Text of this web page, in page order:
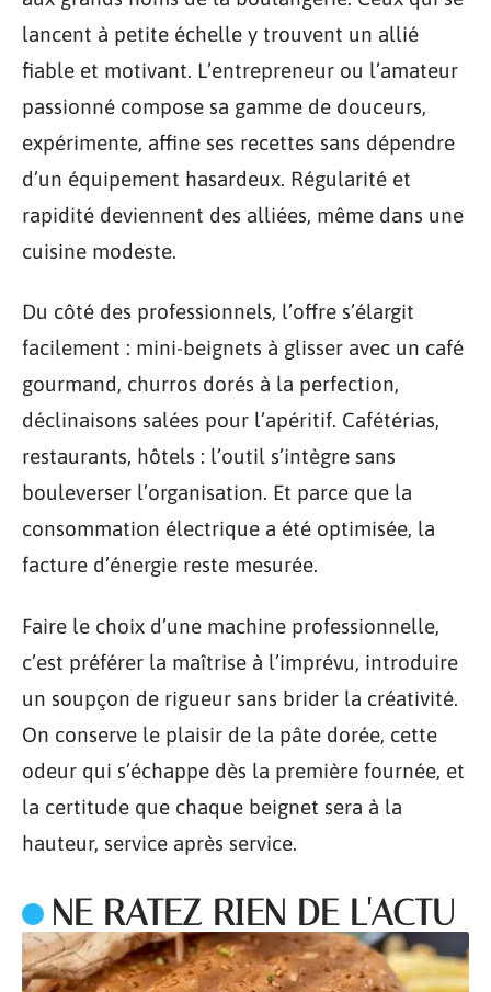
lancent à petite échelle y trouvent un allié
fiable et motivant. L’entrepreneur ou l’amateur
passionné compose sa gamme de douceurs,
expérimente, affine ses recettes sans dépendre
d’un équipement hasardeux. Régularité et
rapidité deviennent des alliées, même dans une
cuisine modeste.
Du côté des professionnels, l’offre s’élargit
facilement : mini-beignets à glisser avec un café
gourmand, churros dorés à la perfection,
déclinaisons salées pour l’apéritif. Cafétérias,
restaurants, hôtels : l’outil s’intègre sans
bouleverser l’organisation. Et parce que la
consommation électrique a été optimisée, la
facture d’énergie reste mesurée.
Faire le choix d’une machine professionnelle,
c’est préférer la maîtrise à l’imprévu, introduire
un soupçon de rigueur sans brider la créativité.
On conserve le plaisir de la pâte dorée, cette
odeur qui s’échappe dès la première fournée, et
la certitude que chaque beignet sera à la
hauteur, service après service.
NE RATEZ RIEN DE L'ACTU